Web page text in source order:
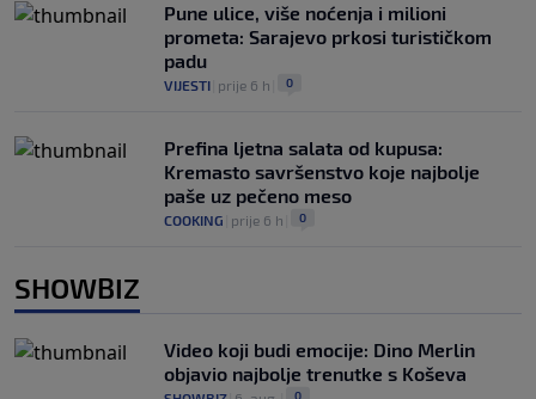
Pune ulice, više noćenja i milioni
prometa: Sarajevo prkosi turističkom
padu
VIJESTI prije 6 h 0
Prefina ljetna salata od kupusa:
Kremasto savršenstvo koje najbolje
paše uz pečeno meso
COOKING prije 6 h 0
SHOWBIZ
Video koji budi emocije: Dino Merlin
objavio najbolje trenutke s Koševa
0